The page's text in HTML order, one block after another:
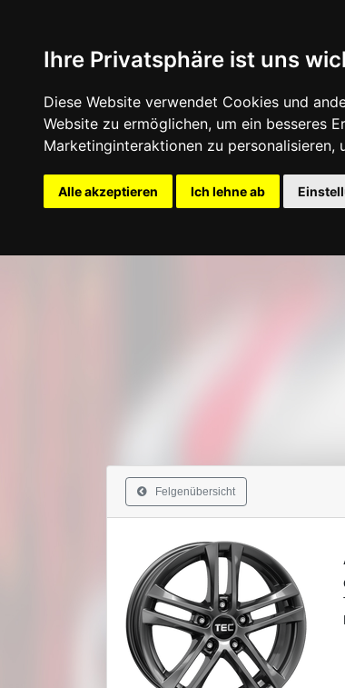
Ihre Privatsphäre ist uns
Diese Website verwendet Cookies und
Website zu ermöglichen, um ein besseres
Marketinginteraktionen zu personalisieren,
Alle akzeptieren Ich lehne ab
Startseite Konfigurator
Felgenübersicht